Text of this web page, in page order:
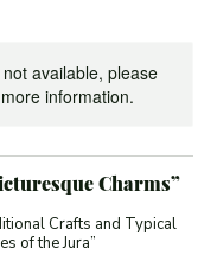
available, please
information.
Charms”
Crafts and Typical
of the Jura”